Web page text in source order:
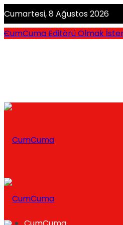
Cumartesi, 8 Ağustos 2026
CumCuma Editörü Olmak